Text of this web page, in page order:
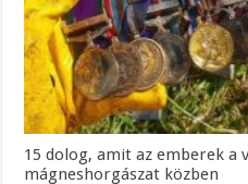
15 dolog, amit az emberek a
mágneshorgászat közben